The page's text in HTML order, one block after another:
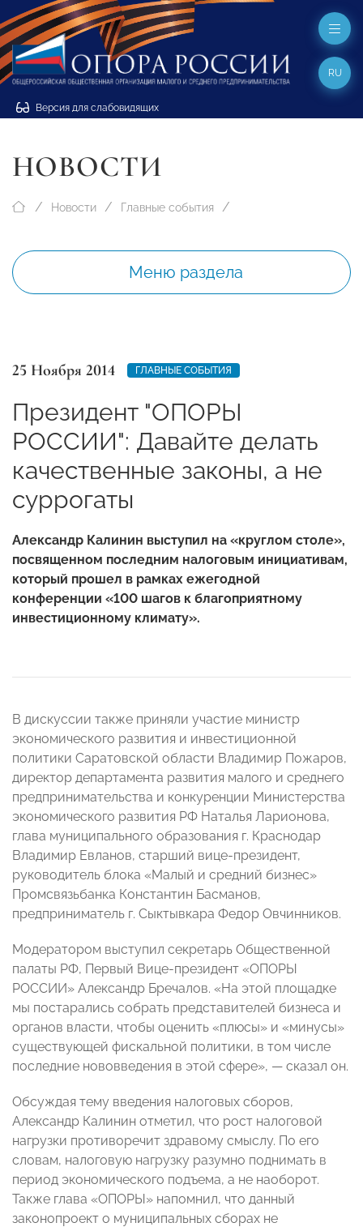
Версия для слабовидящих
RU
НОВОСТИ
Новости Главные события
Меню раздела
25 Ноября 2014 ГЛАВНЫЕ СОБЫТИЯ
Президент "ОПОРЫ
РОССИИ": Давайте делать
качественные законы, а не
суррогаты
Александр Калинин выступил на «круглом столе»,
посвященном последним налоговым инициативам,
который прошел в рамках ежегодной
конференции «100 шагов к благоприятному
инвестиционному климату».
В дискуссии также приняли участие министр
экономического развития и инвестиционной
политики Саратовской области Владимир Пожаров,
директор департамента развития малого и среднего
предпринимательства и конкуренции Министерства
экономического развития РФ Наталья Ларионова,
глава муниципального образования г. Краснодар
Владимир Евланов, старший вице-президент,
руководитель блока «Малый и средний бизнес»
Промсвязьбанка Константин Басманов,
предприниматель г. Сыктывкара Федор Овчинников.
Модератором выступил секретарь Общественной
палаты РФ, Первый Вице-президент «ОПОРЫ
РОССИИ» Александр Бречалов. «На этой площадке
мы постарались собрать представителей бизнеса и
органов власти, чтобы оценить «плюсы» и «минусы»
существующей фискальной политики, в том числе
последние нововведения в этой сфере», — сказал он.
Обсуждая тему введения налоговых сборов,
Александр Калинин отметил, что рост налоговой
нагрузки противоречит здравому смыслу. По его
словам, налоговую нагрузку разумно поднимать в
период экономического подъема, а не наоборот.
Также глава «ОПОРЫ» напомнил, что данный
законопроект о муниципальных сборах не